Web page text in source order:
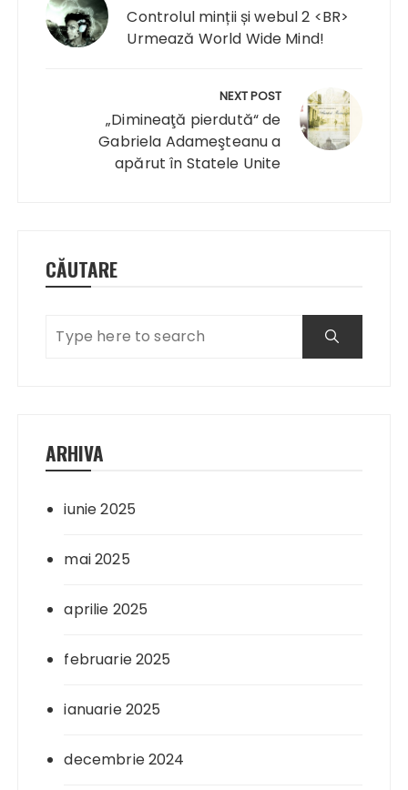
articole
Controlul minții și webul 2 <BR>
Urmează World Wide Mind!
NEXT POST
„Dimineaţă pierdută“ de
Gabriela Adameşteanu a
apărut în Statele Unite
CĂUTARE
ARHIVA
iunie 2025
mai 2025
aprilie 2025
februarie 2025
ianuarie 2025
decembrie 2024